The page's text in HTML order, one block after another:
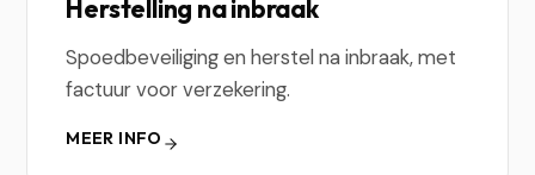
Herstelling na inbraak
Spoedbeveiliging en herstel na inbraak, met
factuur voor verzekering.
MEER INFO